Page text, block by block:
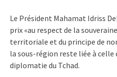
Le Président Mahamat Idriss
prix «au respect de la
territoriale et du principe de
la sous-région reste liée à celle
diplomatie du Tchad.